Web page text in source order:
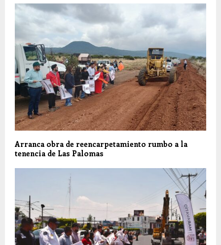
Arranca obra de reencarpetamiento rumbo a la
tenencia de Las Palomas